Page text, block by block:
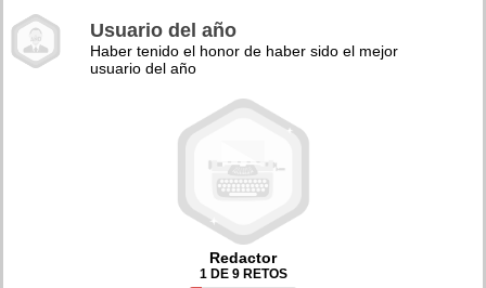
Usuario del año
Haber tenido el honor de haber sido el mejor
usuario del año
Redactor
1 DE 9 RETOS